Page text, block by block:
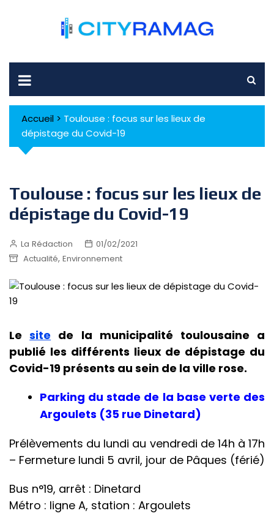
Accueil > Toulouse : focus sur les lieux de
dépistage du Covid-19
Toulouse : focus sur les lieux de
dépistage du Covid-19
La Rédaction
01/02/2021
Actualité, Environnement
Lesite de la municipalité toulousaine a
publié les différents lieux de dépistage du
Covid-19 présents au sein de la ville rose.
Parking du stade de la base verte des
Argoulets (35 rue Dinetard)
Prélèvements du lundi au vendredi de 14h à 17h
– Fermeture lundi 5 avril, jour de Pâques (férié)
Bus n°19, arrêt : Dinetard
Métro : ligne A, station : Argoulets